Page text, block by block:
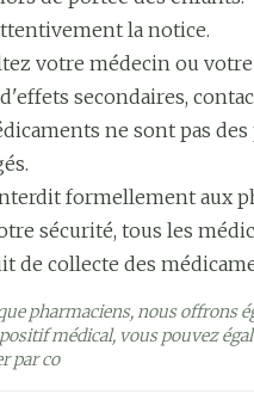
anormale (paresthésie).
d'oreille
incontrôlés des yeux
vomissements.
de la langue et
suivi de sédation.
modérée au ou autour
glucosée à 5 % ou dans
111 mm
171 mm
20 mm
10
procaïne
la notice.
votre médecin ou
secondaires,
ne sont pas
formellement aux
sécurité, tous les
de collecte des
pharmaciens, nous offrons
médical, vous pouvez
par co